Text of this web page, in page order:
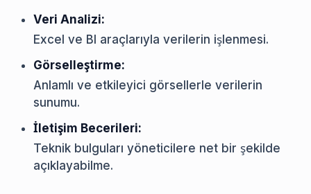
Veri Analizi:
Excel ve BI araçlarıyla verilerin işlenmesi.
Görselleştirme:
Anlamlı ve etkileyici görsellerle verilerin
sunumu.
İletişim Becerileri:
Teknik bulguları yöneticilere net bir şekilde
açıklayabilme.